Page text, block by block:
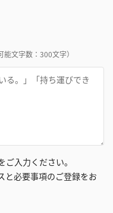
能文字数：300文字）
入力ください。
と必要事項のご登録をお